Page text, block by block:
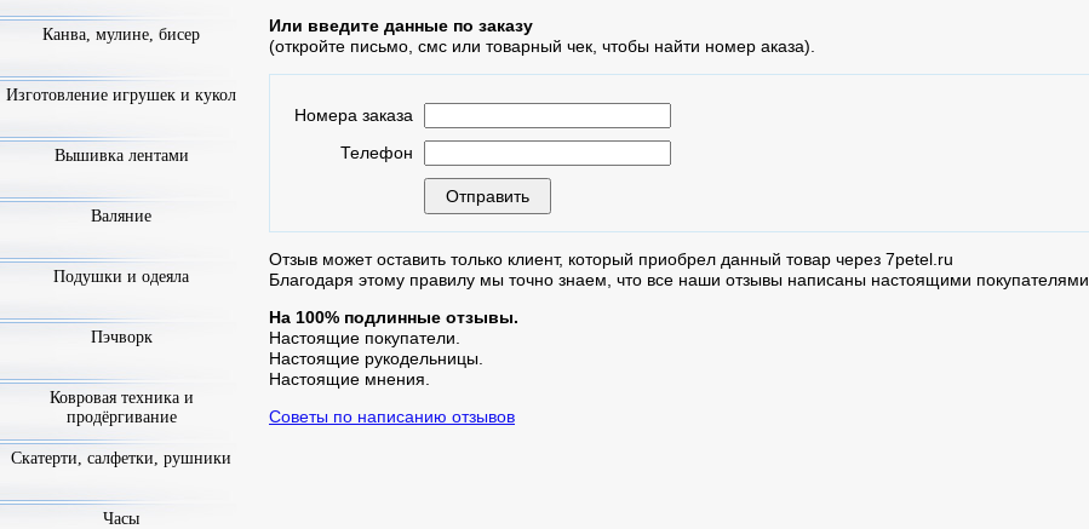
Или введите данные по заказу
(откройте письмо, смс или товарный чек, чтобы найти номер аказа).
Номера заказа
Телефон
Отзыв может оставить только клиент, который приобрел данный товар через 7petel.ru
Благодаря этому правилу мы точно знаем, что все наши отзывы написаны настоящими покупателями.
На 100% подлинные отзывы.
Настоящие покупатели.
Настоящие рукодельницы.
Настоящие мнения.
Советы по написанию отзывов
Канва, мулине, бисер
Изготовление игрушек и кукол
Вышивка лентами
Валяние
Подушки и одеяла
Пэчворк
Ковровая техника и
продёргивание
Скатерти, салфетки, рушники
Часы